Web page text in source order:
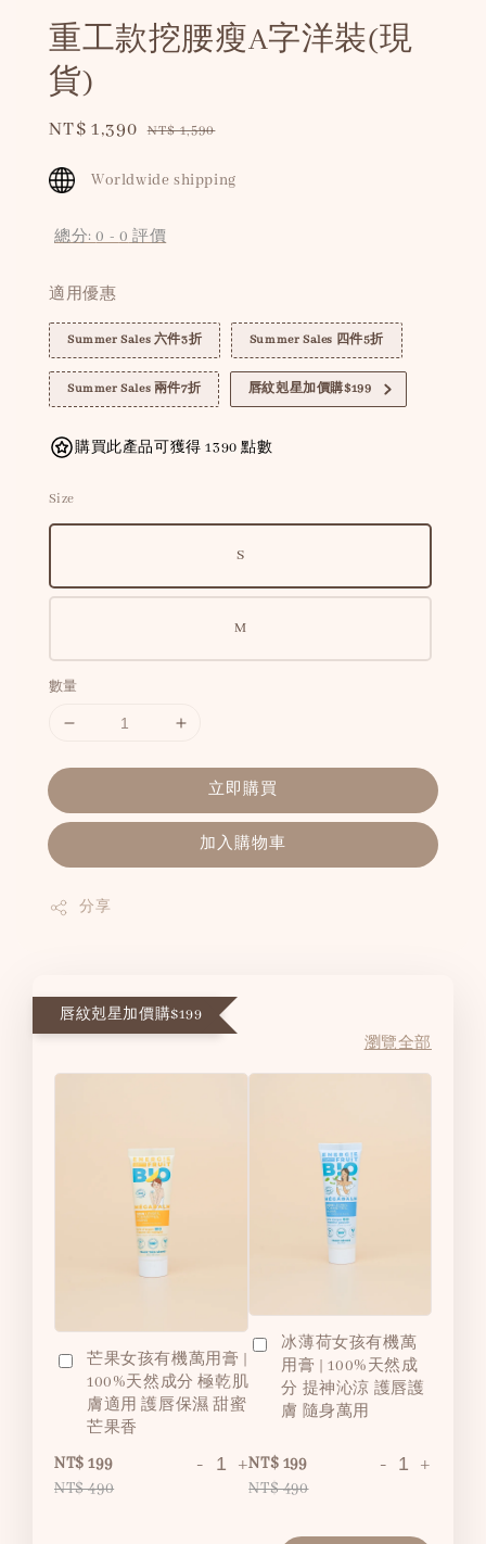
重工款挖腰瘦A字洋裝(現
貨)
Sale
NT$ 1,390 Regular
NT$ 1,590
Worldwide shipping
總分:0 - 0 評價
適用優惠
Summer Sales 六件3折 Summer Sales 四件5折
Summer Sales 兩件7折 唇紋剋星加價購$199
購買此產品可獲得 1390 點數
Size
S
M
數量
立即購買
加入購物車
分享
唇紋剋星加價購$199
瀏覽全部
芒果女孩有機萬用膏 |
100%天然成分 極乾肌
膚適用 護唇保濕 甜蜜
芒果香
NT$ 199
NT$ 490
- +
冰薄荷女孩有機萬
用膏 | 100%天然成
分 提神沁涼 護唇護
膚 隨身萬用
NT$ 199
NT$ 490
- +